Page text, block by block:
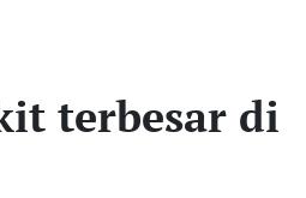
terbesar di